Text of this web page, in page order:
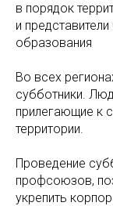
в порядок
и
образования
Во всех
субботники.
прилегающие к
территории.
Проведение
профсоюзов,
укрепить